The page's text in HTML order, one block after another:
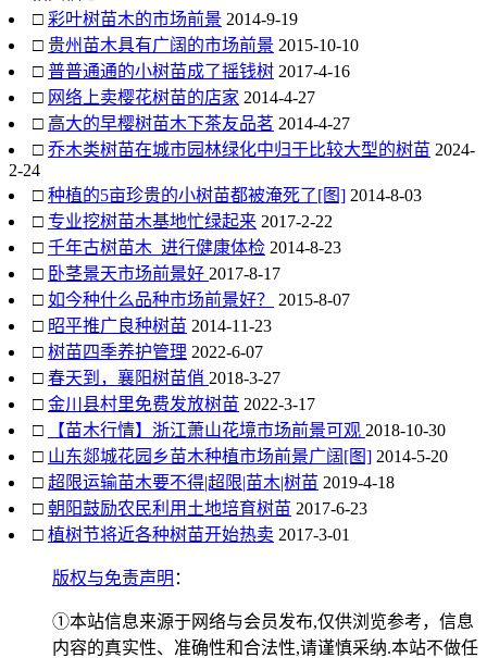
□ 彩叶树苗木的市场前景 2014-9-19
□ 贵州苗木具有广阔的市场前景 2015-10-10
□ 普普通通的小树苗成了摇钱树 2017-4-16
□ 网络上卖樱花树苗的店家 2014-4-27
□ 高大的早樱树苗木下茶友品茗 2014-4-27
□ 乔木类树苗在城市园林绿化中归于比较大型的树苗 2024-
2-24
□ 种植的5亩珍贵的小树苗都被淹死了[图] 2014-8-03
□ 专业挖树苗木基地忙绿起来 2017-2-22
□ 千年古树苗木_进行健康体检 2014-8-23
□ 卧茎景天市场前景好 2017-8-17
□ 如今种什么品种市场前景好？
2015-8-07
□ 昭平推广良种树苗 2014-11-23
□ 树苗四季养护管理 2022-6-07
□ 春天到，襄阳树苗俏 2018-3-27
□ 金川县村里免费发放树苗 2022-3-17
□
【苗木行情】浙江萧山花境市场前景可观 2018-10-30
□ 山东郯城花园乡苗木种植市场前景广阔[图] 2014-5-20
□ 超限运输苗木要不得|超限|苗木|树苗 2019-4-18
□ 朝阳鼓励农民利用土地培育树苗 2017-6-23
□ 植树节将近各种树苗开始热卖 2017-3-01
版权与免责声明 ：
①本站信息来源于网络与会员发布,仅供浏览参考，信息
内容的真实性、准确性和合法性,请谨慎采纳.本站不做任